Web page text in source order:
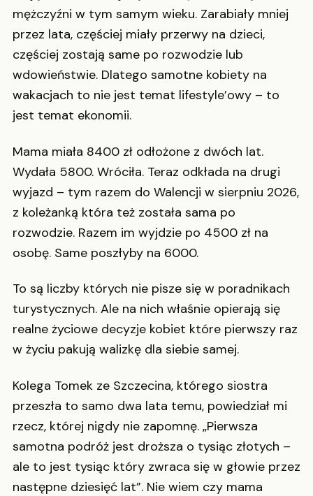
mężczyźni w tym samym wieku. Zarabiały mniej
przez lata, częściej miały przerwy na dzieci,
częściej zostają same po rozwodzie lub
wdowieństwie. Dlatego samotne kobiety na
wakacjach to nie jest temat lifestyle’owy – to
jest temat ekonomii.
Mama miała 8400 zł odłożone z dwóch lat.
Wydała 5800. Wróciła. Teraz odkłada na drugi
wyjazd – tym razem do Walencji w sierpniu 2026,
z koleżanką która też została sama po
rozwodzie. Razem im wyjdzie po 4500 zł na
osobę. Same poszłyby na 6000.
To są liczby których nie pisze się w poradnikach
turystycznych. Ale na nich właśnie opierają się
realne życiowe decyzje kobiet które pierwszy raz
w życiu pakują walizkę dla siebie samej.
Kolega Tomek ze Szczecina, którego siostra
przeszła to samo dwa lata temu, powiedział mi
rzecz, której nigdy nie zapomnę. „Pierwsza
samotna podróż jest droższa o tysiąc złotych –
ale to jest tysiąc który zwraca się w głowie przez
następne dziesięć lat”. Nie wiem czy mama